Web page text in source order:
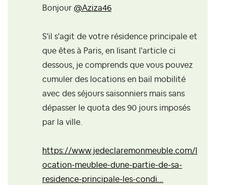
Bonjour @Aziza46
S'il s'agit de votre résidence principale et
que êtes à Paris, en lisant l'article ci
dessous, je comprends que vous pouvez
cumuler des locations en bail mobilité
avec des séjours saisonniers mais sans
dépasser le quota des 90 jours imposés
par la ville.
https://www.jedeclaremonmeuble.com/l
ocation-meublee-dune-partie-de-sa-
residence-principale-les-condi...